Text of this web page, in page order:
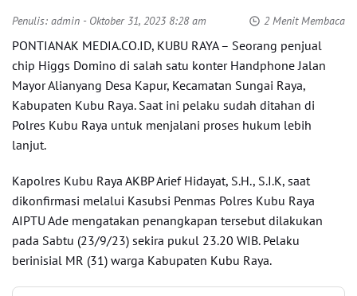
Penulis: admin - Oktober 31, 2023 8:28 am 2 Menit Membaca
PONTIANAK MEDIA.CO.ID, KUBU RAYA – Seorang penjual
chip Higgs Domino di salah satu konter Handphone Jalan
Mayor Alianyang Desa Kapur, Kecamatan Sungai Raya,
Kabupaten Kubu Raya. Saat ini pelaku sudah ditahan di
Polres Kubu Raya untuk menjalani proses hukum lebih
lanjut.
Kapolres Kubu Raya AKBP Arief Hidayat, S.H., S.I.K, saat
dikonfirmasi melalui Kasubsi Penmas Polres Kubu Raya
AIPTU Ade mengatakan penangkapan tersebut dilakukan
pada Sabtu (23/9/23) sekira pukul 23.20 WIB. Pelaku
berinisial MR (31) warga Kabupaten Kubu Raya.